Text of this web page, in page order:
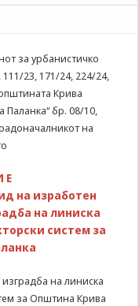
за урбанистичко
23, 171/24, 224/24,
Крива
Паланка“ бр. 08/10,
на
Е
на изработен
на линиска
систем за
на линиска
за Општина Крива
на
интернет
сесијата
него. Овие
се
или
нашата веб-
за
правилна
се
со цел